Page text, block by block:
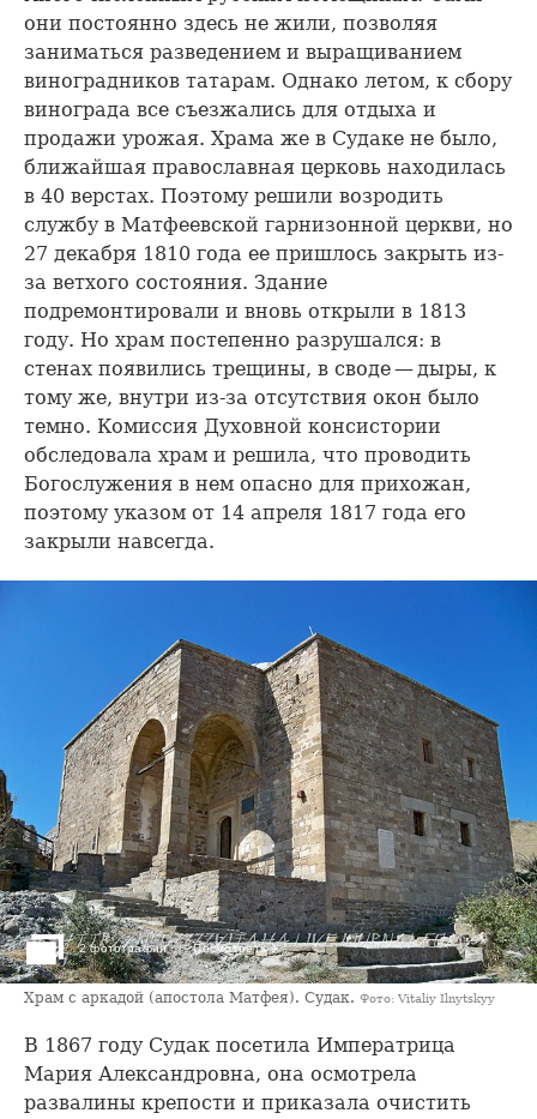
они постоянно здесь не жили, позволяя
заниматься разведением и выращиванием
виноградников татарам. Однако летом, к сбору
винограда все съезжались для отдыха и
продажи урожая. Храма же в Судаке не было,
ближайшая православная церковь находилась
в 40 верстах. Поэтому решили возродить
службу в Матфеевской гарнизонной церкви, но
27 декабря 1810 года ее пришлось закрыть из-
за ветхого состояния. Здание
подремонтировали и вновь открыли в 1813
году. Но храм постепенно разрушался: в
стенах появились трещины, в своде — дыры, к
тому же, внутри из-за отсутствия окон было
темно. Комиссия Духовной консистории
обследовала храм и решила, что проводить
Богослужения в нем опасно для прихожан,
поэтому указом от 14 апреля 1817 года его
закрыли навсегда.
2 фотографии Посмотреть ›
Храм с аркадой (апостола Матфея). Судак. Фото: Vitaliy Ilnytskyy
В 1867 году Судак посетила Императрица
Мария Александровна, она осмотрела
развалины крепости и приказала очистить